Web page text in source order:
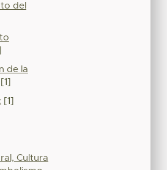
del
de la
[1]
[1]
Cultura